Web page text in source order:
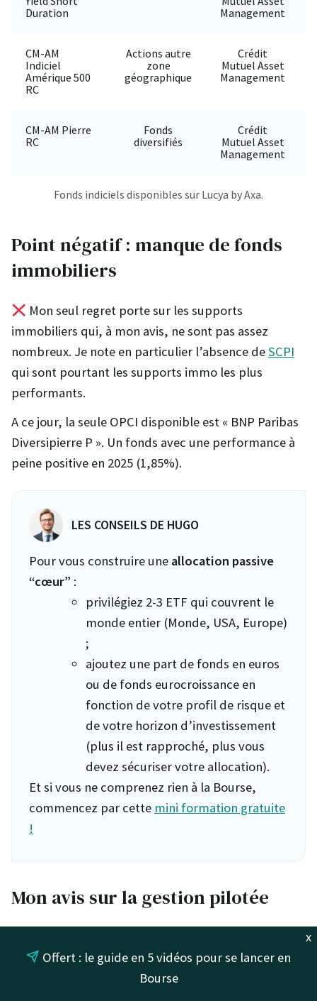
Duration
Management
CM-AM
Indiciel
Amérique 500
RC
Actions autre
zone
géographique
Crédit
Mutuel Asset
Management
CM-AM Pierre
RC
Fonds
diversifiés
Crédit
Mutuel Asset
Management
Fonds indiciels disponibles sur Lucya by Axa.
Point négatif : manque de fonds
immobiliers
Mon seul regret porte sur les supports
immobiliers qui, à mon avis, ne sont pas assez
nombreux. Je note en particulier l’absence deSCPI
qui sont pourtant les supports immo les plus
performants.
A ce jour, la seule OPCI disponible est « BNP Paribas
Diversipierre P ». Un fonds avec une performance à
peine positive en 2025 (1,85%).
LES CONSEILS DE HUGO
Pour vous construire une allocation passive
“cœur” :
privilégiez 2-3 ETF qui couvrent le
monde entier (Monde, USA, Europe)
;
ajoutez une part de fonds en euros
ou de fonds eurocroissance en
fonction de votre profil de risque et
de votre horizon d’investissement
(plus il est rapproché, plus vous
devez sécuriser votre allocation).
Et si vous ne comprenez rien à la Bourse,
commencez par cette mini formation gratuite
!
Mon avis sur la gestion pilotée
à chaque fois 3 profils, Modéré, Équilibré,
x
Offert : le guide en 5 vidéos pour se lancer en
Bourse